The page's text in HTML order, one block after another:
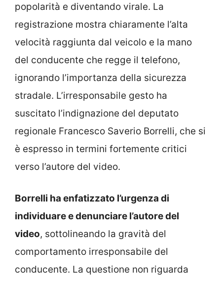
popolarità e diventando virale. La
registrazione mostra chiaramente l’alta
velocità raggiunta dal veicolo e la mano
del conducente che regge il telefono,
ignorando l’importanza della sicurezza
stradale. L’irresponsabile gesto ha
suscitato l’indignazione del deputato
regionale Francesco Saverio Borrelli, che si
è espresso in termini fortemente critici
verso l’autore del video.
Borrelli ha enfatizzato l’urgenza di
individuare e denunciare l’autore del
video, sottolineando la gravità del
comportamento irresponsabile del
conducente. La questione non riguarda